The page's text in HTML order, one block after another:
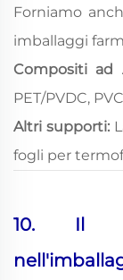
Forniamo
imballaggi
Compositi ad
PET/PVDC,
Altri supporti:
fogli per
10. Il